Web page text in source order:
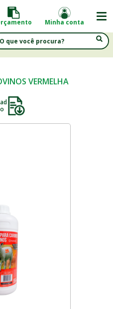
Minha conta
VERMELHA